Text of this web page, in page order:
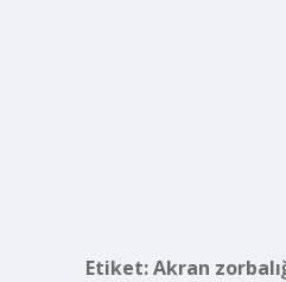
Etiket:Akran